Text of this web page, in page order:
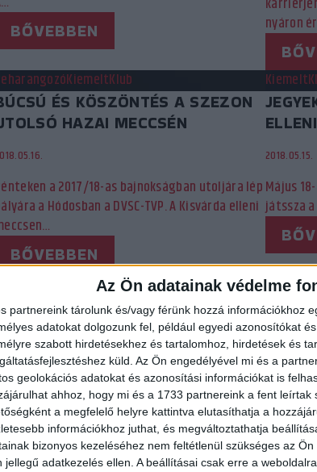
Az Ön adatainak védelme
partnereink tárolunk és/vagy férünk hozzá információkhoz
adatokat dolgozunk fel, például egyedi azonosítókat
szabott hirdetésekhez és tartalomhoz, hirdetések és
küld. Az Ön engedélyével mi és a
geolokációs adatokat és azonosítási információkat is
ahhoz, hogy mi és a 1733 partnereink a fent
a megfelelő helyre kattintva elutasíthatja a
információkhoz juthat, és megváltoztathatja
bizonyos kezeléséhez nem feltétlenül szükséges az
jellegű adatkezelés ellen. A beállításai csak erre a
BŐVEBBEN
nyáron
KiemeltKlub
ÉS KÖSZÖNTÉS A SZEZON
HAZAI MECCSÉN
a 2017/18-as bajnokságban utoljára lép
a Hódosban a DVSC-TVP. A Kisvárda elleni
BŐVEBBEN
Kiemelt
2018.05.15.
Május
játssza
98 99 100 101 102 103